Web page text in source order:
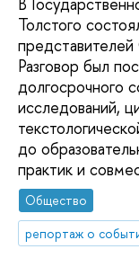
Толстого
Разговор был
долгосрочного
исследований,
до
практик и
Общество
репортаж о